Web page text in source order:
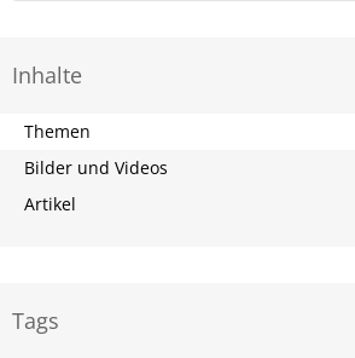
Inhalte
Themen
Bilder und Videos
Artikel
Tags